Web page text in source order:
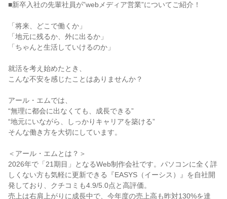
■新卒入社の先輩社員が”webメディア営業”についてご紹介！
「将来、どこで働くか」
「地元に残るか、外に出るか」
「ちゃんと生活していけるのか」
就活を考え始めたとき、
こんな不安を感じたことはありませんか？
アール・エムでは、
“無理に都会に出なくても、成長できる”
“地元にいながら、しっかりキャリアを築ける”
そんな働き方を大切にしています。
＜アール・エムとは？＞
2026年で「21期目」となるWeb制作会社です。パソコンに全く詳
しくない方も気軽に更新できる『EASYS（イーシス）』を自社開
発しており、クチコミも4.9/5.0点と高評価。
売上は右肩上がりに成長中で、今年度の売上高も昨対130%を達